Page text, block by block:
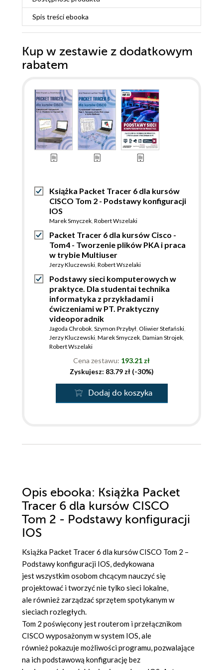
Spis treściebooka
Kup w zestawie z dodatkowym
rabatem
Książka Packet Tracer 6 dla kursów
CISCO Tom 2 - Podstawy konfiguracji
IOS
Marek Smyczek, Robert Wszelaki
Packet Tracer 6 dla kursów Cisco -
Tom4 - Tworzenie plików PKA i praca
w trybie Multiuser
Jerzy Kluczewski, Robert Wszelaki
Podstawy sieci komputerowych w
praktyce. Dla studentai technika
informatyka z przykładami i
ćwiczeniami w PT. Praktyczny
videoporadnik
Jagoda Chrobok, Szymon Przybył, Oliwier Stefański,
Jerzy Kluczewski, Marek Smyczek, Damian Strojek,
Robert Wszelaki
Cena zestawu: 193.21 zł
Zyskujesz: 83.79 zł (-30%)
Dodaj do koszyka
Opis ebooka: Książka Packet
Tracer 6 dla kursów CISCO
Tom 2 - Podstawy konfiguracji
IOS
Książka Packet Tracer 6 dla kursów CISCO Tom 2 –
Podstawy konfiguracji IOS, dedykowana
jest wszystkim osobom chcącym nauczyć się
projektować i tworzyć nie tylko sieci lokalne,
ale również zarządzać sprzętem spotykanym w
sieciach rozległych.
Tom 2 poświęcony jest routerom i przełącznikom
CISCO wyposażonym w system IOS, ale
również pokazuje możliwości programu, pozwalające
na ich podstawową konfigurację bez